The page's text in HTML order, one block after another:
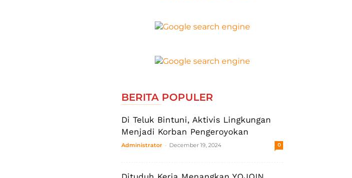
BERITA POPULER
Di Teluk Bintuni, Aktivis Lingkungan
Menjadi Korban Pengeroyokan
Administrator - December 19, 2024 0